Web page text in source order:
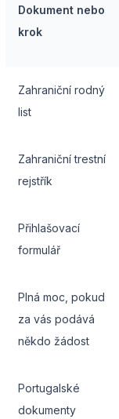
Dokument nebo
krok
Zahraniční rodný
list
Zahraniční trestní
rejstřík
Přihlašovací
formulář
Plná moc, pokud
za vás podává
někdo žádost
Portugalské
dokumenty